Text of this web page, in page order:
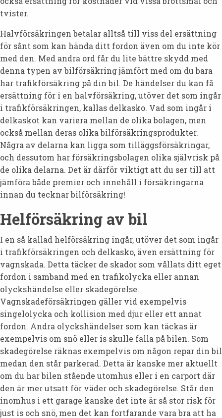
tvister.
Halvförsäkringen betalar alltså till viss del ersättning
för sånt som kan hända ditt fordon även om du inte kör
med den. Med andra ord får du lite bättre skydd med
denna typen av bilförsäkring jämfört med om du bara
har trafikförsäkring på din bil. De händelser du kan få
ersättning för i en halvförsäkring, utöver det som ingår
i trafikförsäkringen, kallas delkasko. Vad som ingår i
delkaskot kan variera mellan de olika bolagen, men
också mellan deras olika bilförsäkringsprodukter.
Några av delarna kan ligga som tilläggsförsäkringar,
och dessutom har försäkringsbolagen olika självrisk på
de olika delarna. Det är därför viktigt att du ser till att
jämföra både premier och innehåll i försäkringarna
innan du tecknar bilförsäkring!
Helförsäkring av bil
I en så kallad helförsäkring ingår, utöver det som ingår
i trafikförsäkringen och delkasko, även ersättning för
vagnskada. Detta täcker de skador som vållats ditt eget
fordon i samband med en trafikolycka eller annan
olyckshändelse eller skadegörelse.
Vagnskadeförsäkringen gäller vid exempelvis
singelolycka och kollision med djur eller ett annat
fordon. Andra olyckshändelser som kan täckas är
exempelvis om snö eller is skulle falla på bilen. Som
skadegörelse räknas exempelvis om någon repar din bil
medan den står parkerad. Detta är kanske mer aktuellt
om du har bilen stående utomhus eller i en carport där
den är mer utsatt för väder och skadegörelse. Står den
inomhus i ett garage kanske det inte är så stor risk för
just is och snö, men det kan fortfarande vara bra att ha